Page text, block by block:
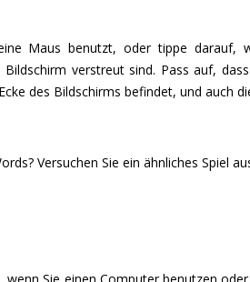
Maus benutzt, oder tippe darauf,
verstreut sind. Pass auf,
des Bildschirms befindet, und auch
Versuchen Sie ein ähnliches Spiel
wenn Sie einen Computer benutzen